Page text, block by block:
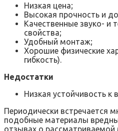
Низкая цена;
Высокая прочность и
Качественные звуко- и
свойства;
Удобный монтаж;
Хорошие физические
гибкость).
Недостатки
Низкая устойчивость
Периодически встречается
подобные материалы
отзывах о рассматриваемой